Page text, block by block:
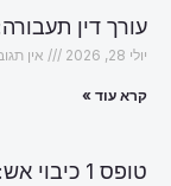
עורך דין
יולי 28, 2026 אין
קרא עוד »
טופס 1 כיבוי אש: מה עלול לעכב את האישור?